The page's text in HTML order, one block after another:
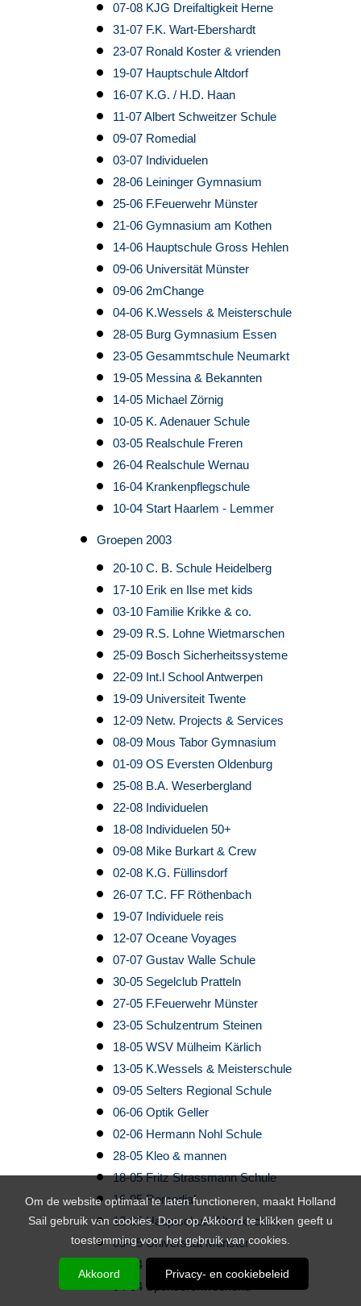
Om de website optimaal te laten functioneren, maakt Holland
Sail gebruik van cookies. Door op Akkoord te klikken geeft u
toestemming voor het gebruik van cookies.
Akkoord Privacy- en cookiebeleid
07-08 KJG Dreifaltigkeit Herne
31-07 F.K. Wart-Ebershardt
23-07 Ronald Koster & vrienden
19-07 Hauptschule Altdorf
16-07 K.G. / H.D. Haan
11-07 Albert Schweitzer Schule
09-07 Romedial
03-07 Individuelen
28-06 Leininger Gymnasium
25-06 F.Feuerwehr Münster
21-06 Gymnasium am Kothen
14-06 Hauptschule Gross Hehlen
09-06 Universität Münster
09-06 2mChange
04-06 K.Wessels & Meisterschule
28-05 Burg Gymnasium Essen
23-05 Gesammtschule Neumarkt
19-05 Messina & Bekannten
14-05 Michael Zörnig
10-05 K. Adenauer Schule
03-05 Realschule Freren
26-04 Realschule Wernau
16-04 Krankenpflegschule
10-04 Start Haarlem - Lemmer
Groepen 2003
20-10 C. B. Schule Heidelberg
17-10 Erik en Ilse met kids
03-10 Familie Krikke & co.
29-09 R.S. Lohne Wietmarschen
25-09 Bosch Sicherheitssysteme
22-09 Int.l School Antwerpen
19-09 Universiteit Twente
12-09 Netw. Projects & Services
08-09 Mous Tabor Gymnasium
01-09 OS Eversten Oldenburg
25-08 B.A. Weserbergland
22-08 Individuelen
18-08 Individuelen 50+
09-08 Mike Burkart & Crew
02-08 K.G. Füllinsdorf
26-07 T.C. FF Röthenbach
19-07 Individuele reis
12-07 Oceane Voyages
07-07 Gustav Walle Schule
30-05 Segelclub Pratteln
27-05 F.Feuerwehr Münster
23-05 Schulzentrum Steinen
18-05 WSV Mülheim Kärlich
13-05 K.Wessels & Meisterschule
09-05 Selters Regional Schule
06-06 Optik Geller
02-06 Hermann Nohl Schule
28-05 Kleo & mannen
18-05 Fritz Strassmann Schule
16-05 Romedial
12-05 Hauptschule Altenkirchen
09-05 Universität Münster
06-04 Uzelgymnasium
04-04 Sponsorenweekend